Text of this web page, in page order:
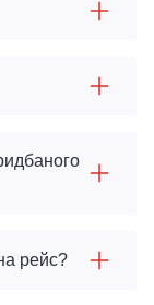
рейс?